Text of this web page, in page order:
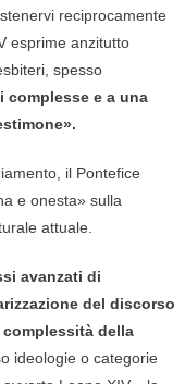
reciprocamente
esprime anzitutto
spesso
complesse e a una
il Pontefice
e onesta» sulla
attuale.
avanzati di
del discorso
della
ideologie o categorie